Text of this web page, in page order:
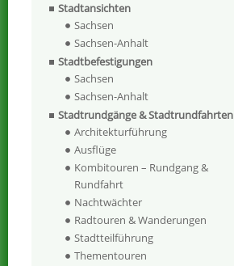
Stadtansichten
Sachsen
Sachsen-Anhalt
Stadtbefestigungen
Sachsen
Sachsen-Anhalt
Stadtrundgänge & Stadtrundfahrten
Architekturführung
Ausflüge
Kombitouren – Rundgang &
Rundfahrt
Nachtwächter
Radtouren & Wanderungen
Stadtteilführung
Thementouren